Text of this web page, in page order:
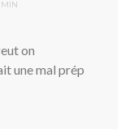
on
une mal prép